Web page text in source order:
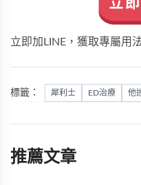
立即加LINE，獲取專屬用
標籤： 犀利士 ED治療 他
推薦文章